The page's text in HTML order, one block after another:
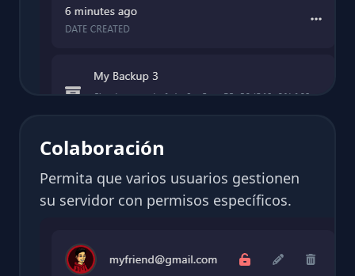
Colaboración
Permita que varios usuarios gestionen
su servidor con permisos específicos.